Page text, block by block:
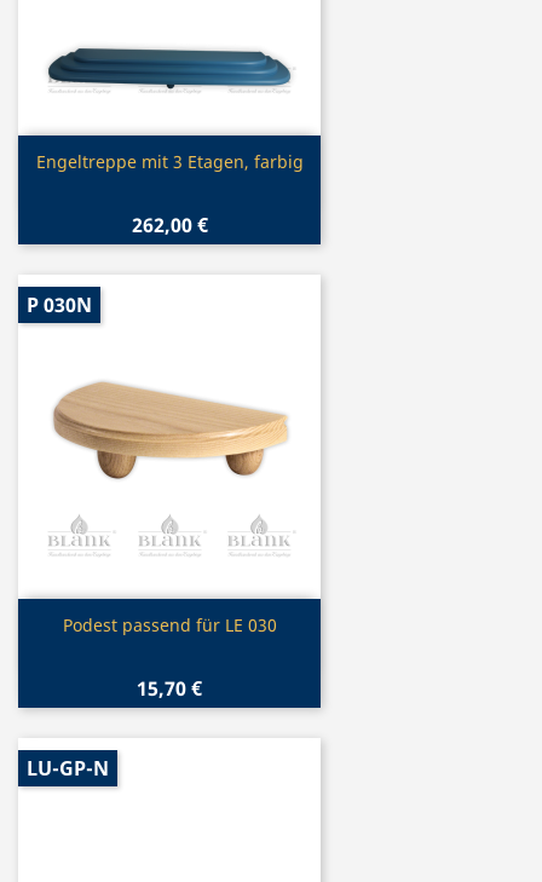
 Vorschau
Engeltreppe mit 3 Etagen, farbig
262,00 €
Vorschau
Podest passend für LE 030
15,70 €
P 030N
LU-GP-N